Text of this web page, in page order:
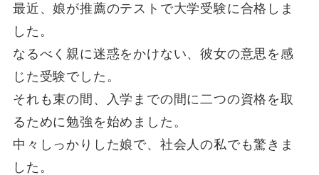
最近、娘が推薦のテストで大学受験に合格しま
した。
なるべく親に迷惑をかけない、彼女の意思を感
じた受験でした。
それも束の間、入学までの間に二つの資格を取
るために勉強を始めました。
中々しっかりした娘で、社会人の私でも驚きま
した。